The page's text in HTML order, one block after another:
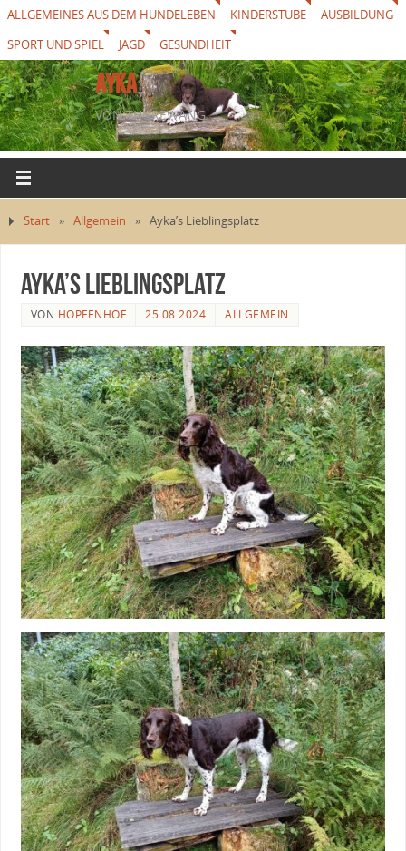
ALLGEMEINES AUS DEM HUNDELEBEN KINDERSTUBE
AUSBILDUNG
SPORT UND SPIEL
JAGD GESUNDHEIT
AYKA
VON THUREWANG
Start » Allgemein » Ayka’s Lieblingsplatz
Ayka’s Lieblingsplatz
VON HOPFENHOF 25.08.2024 ALLGEMEIN